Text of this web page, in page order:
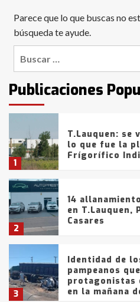
Parece que lo que buscas no
búsqueda te ayude.
Publicaciones
6
con lluvias y
de la provincia
intentaron
fueron
tarde del
1
T.Lauquen: se
lo que fue la
Frígorífico
2
14
en T.Lauquen,
Casares
3
Identidad de
pampeanos
protagonistas
en la mañana